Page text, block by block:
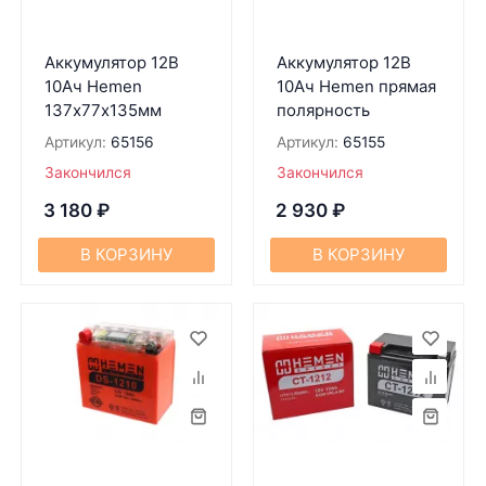
Аккумулятор 12В
10Ач Hemen
137х77х135мм
Артикул: 65156
Закончился
3 180 ₽
В КОРЗИНУ
Аккумулятор 12В
10Ач Hemen прямая
полярность
Артикул: 65155
Закончился
2 930 ₽
В КОРЗИНУ